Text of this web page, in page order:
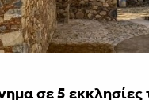
σε 5 εκκλησίες